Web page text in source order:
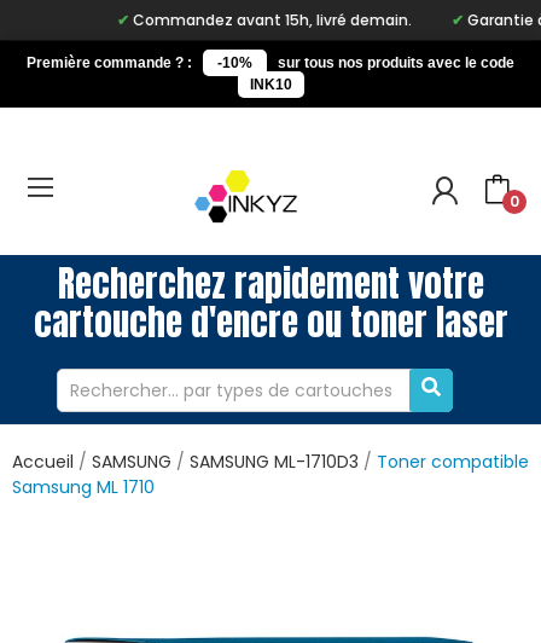
Commandez avant 15h, livré demain. Garantie à
Première commande ? : -10%
sur tous nos produits avec le code
INK10
0
Recherchez rapidement votre
cartouche d'encre ou toner laser
Accueil SAMSUNG SAMSUNG ML-1710D3
Toner compatible
Samsung ML 1710